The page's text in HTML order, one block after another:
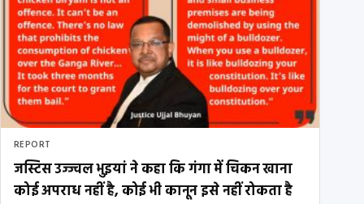
REPORT
जस्टिस उज्ज्वल भुइयां ने कहा कि गंगा में चिकन खाना
कोई अपराध नहीं है, कोई भी कानून इसे नहीं रोकता है